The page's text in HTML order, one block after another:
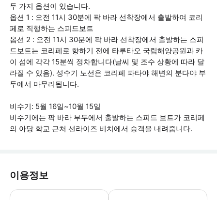
두 가지 옵션이 있습니다.
옵션 1 : 오전 11시 30분에 팍 바라 선착장에서 출발하여 코리
페로 직행하는 스피드보트
옵션 2 : 오전 11시 30분에 팍 바라 선착장에서 출발하는 스피
드보트는 코리페로 향하기 전에 타루타오 국립해양공원과 카
이 섬에 각각 15분씩 정차합니다(날씨 및 조수 상황에 따라 달
라질 수 있음). 성수기 노선은 코리페 파타야 해변의 분다야 부
두에서 마무리됩니다.
비수기: 5월 16일~10월 15일
비수기에는 팍 바라 부두에서 출발하는 스피드 보트가 코리페
의 아당 학교 근처 선라이즈 비치에서 승객을 내려줍니다.
이용정보
* 소요시간 : 90분 (옵션에 따라 소요